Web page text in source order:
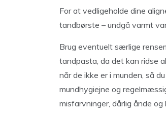
For at vedligeholde dine
tandbørste – undgå varmt
Brug eventuelt særlige
tandpasta, da det kan ridse
når de ikke er i munden, så
mundhygiejne og
misfarvninger, dårlig ånde